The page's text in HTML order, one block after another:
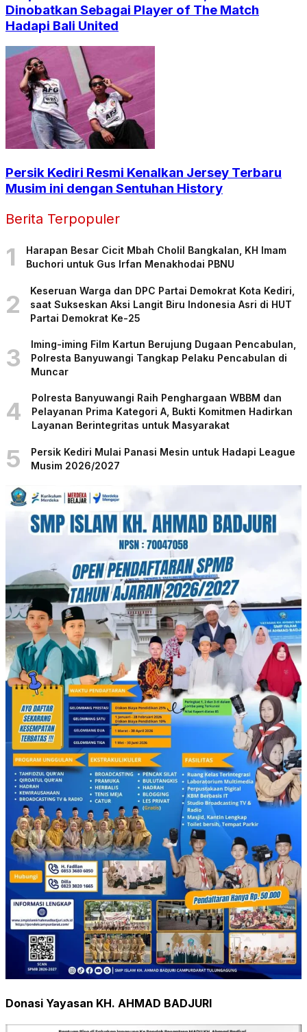
Dinobatkan Sebagai Player of The Match
Hadapi Bali United
Persik Kediri Resmi Kenalkan Jersey Terbaru
Musim ini dengan Sentuhan History
Berita Terpopuler
1
Harapan Besar Cicit Mbah Cholil Bangkalan, KH Imam
Buchori untuk Gus Irfan Menakhodai PBNU
2
Keseruan Warga dan DPC Partai Demokrat Kota Kediri,
saat Sukseskan Aksi Langit Biru Indonesia Asri di HUT
Partai Demokrat Ke-25
3
Iming-iming Film Kartun Berujung Dugaan Pencabulan,
Polresta Banyuwangi Tangkap Pelaku Pencabulan di
Muncar
4
Polresta Banyuwangi Raih Penghargaan WBBM dan
Pelayanan Prima Kategori A, Bukti Komitmen Hadirkan
Layanan Berintegritas untuk Masyarakat
5
Persik Kediri Mulai Panasi Mesin untuk Hadapi League
Musim 2026/2027
Donasi Yayasan KH. AHMAD BADJURI